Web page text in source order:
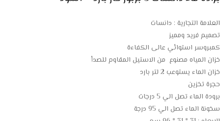
العلامة التجارية : دانسات
تصميم فريد ومميز
كمبروسر استوائي عالى الكفاءة
خزان المياه مصنوع من الاستيل المقاوم للصدأ
خزان الماء يستوعب 2 لتر بارد
حجرة تخزين
برودة الماء تصل الي 5 درجات
سخونة الماء تصل الي 95 درجة